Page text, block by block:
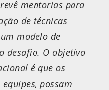
mentorias para
de técnicas
modelo de
desafio. O objetivo
é que os
possam